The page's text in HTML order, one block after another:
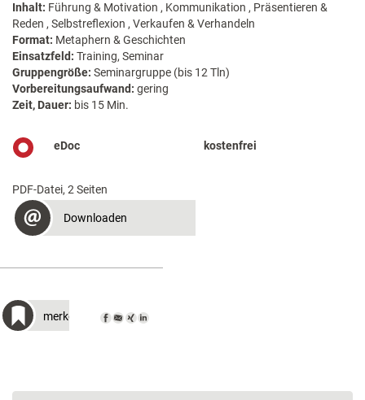
Inhalt: Führung & Motivation , Kommunikation , Präsentieren &
Reden , Selbstreflexion , Verkaufen & Verhandeln
Format: Metaphern & Geschichten
Einsatzfeld: Training, Seminar
Gruppengröße: Seminargruppe (bis 12 Tln)
Vorbereitungsaufwand: gering
Zeit, Dauer: bis 15 Min.
eDoc kostenfrei
PDF-Datei, 2 Seiten
Downloaden
merken